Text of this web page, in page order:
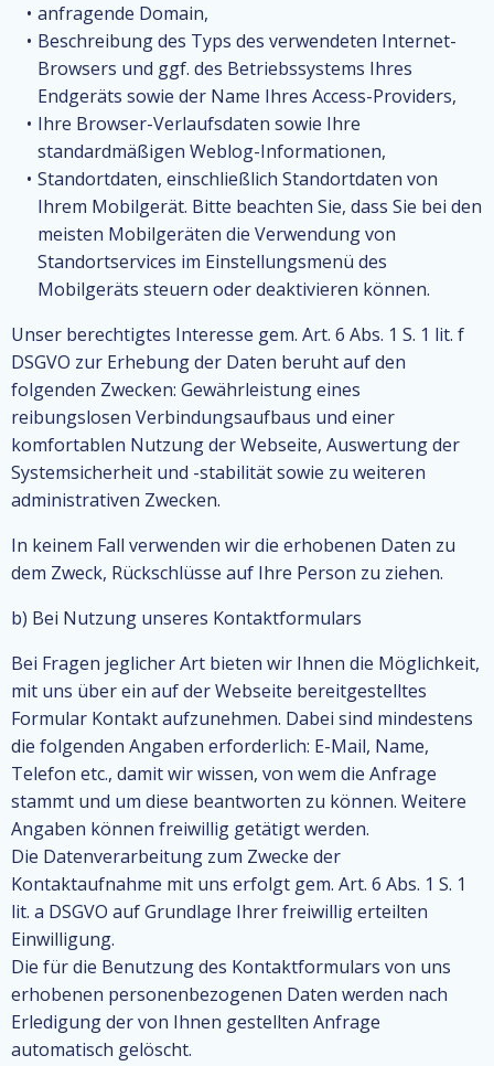
anfragende Domain,
Beschreibung des Typs des verwendeten Internet-
Browsers und ggf. des Betriebssystems Ihres
Endgeräts sowie der Name Ihres Access-Providers,
Ihre Browser-Verlaufsdaten sowie Ihre
standardmäßigen Weblog-Informationen,
Standortdaten, einschließlich Standortdaten von
Ihrem Mobilgerät. Bitte beachten Sie, dass Sie bei den
meisten Mobilgeräten die Verwendung von
Standortservices im Einstellungsmenü des
Mobilgeräts steuern oder deaktivieren können.
Unser berechtigtes Interesse gem. Art. 6 Abs. 1 S. 1 lit. f
DSGVO zur Erhebung der Daten beruht auf den
folgenden Zwecken: Gewährleistung eines
reibungslosen Verbindungsaufbaus und einer
komfortablen Nutzung der Webseite, Auswertung der
Systemsicherheit und -stabilität sowie zu weiteren
administrativen Zwecken.
In keinem Fall verwenden wir die erhobenen Daten zu
dem Zweck, Rückschlüsse auf Ihre Person zu ziehen.
b) Bei Nutzung unseres Kontaktformulars
Bei Fragen jeglicher Art bieten wir Ihnen die Möglichkeit,
mit uns über ein auf der Webseite bereitgestelltes
Formular Kontakt aufzunehmen. Dabei sind mindestens
die folgenden Angaben erforderlich: E-Mail, Name,
Telefon etc., damit wir wissen, von wem die Anfrage
stammt und um diese beantworten zu können. Weitere
Angaben können freiwillig getätigt werden.
Die Datenverarbeitung zum Zwecke der
Kontaktaufnahme mit uns erfolgt gem. Art. 6 Abs. 1 S. 1
lit. a DSGVO auf Grundlage Ihrer freiwillig erteilten
Einwilligung.
Die für die Benutzung des Kontaktformulars von uns
erhobenen personenbezogenen Daten werden nach
Erledigung der von Ihnen gestellten Anfrage
automatisch gelöscht.